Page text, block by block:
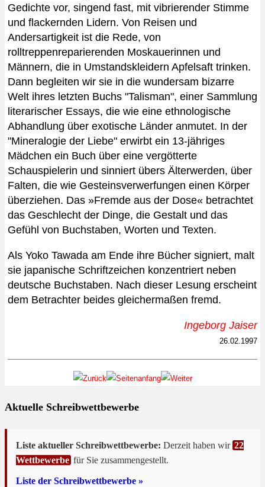
Gedichte vor, singend fast, mit vibrierender Stimme
und flackernden Lidern. Von Reisen und
Andersartigkeit ist die Rede, von
rolltreppenreparierenden Moskauerinnen und
Männern, die in Umstandskleidern Apfelsaft trinken.
Dann begleiten wir sie in die wundersam bizarre
Welt ihres letzten Buchs "Talisman", einer Sammlung
literarischer Essays, die wie eine ethnologische
Abhandlung über exotische Länder anmutet. In der
"Mineralogie der Liebe" erwirbt ein 13-jähriges
Mädchen ein Buch über eine vergötterte
Schauspielerin und sinniert übers Älterwerden, über
Falten, die wie Gesteinsverwerfungen einen Körper
überziehen. Das »Fremde aus der Dose« betrachtet
das Geschlecht der Dinge, die Gestalt und das
Gefühl von Buchstaben, Worten und Texten.
Als Yoko Tawada am Ende ihre Bücher signiert, malt
sie japanische Schriftzeichen konzentriert neben
deutsche Buchstaben. Nach dieser Lesung erscheint
dem Betrachter beides gleichermaßen fremd.
Ingeborg Jaiser
26.02.1997
Aktuelle Schreibwettbewerbe
Liste aktueller Schreibwettbewerbe: Derzeit haben wir 22
Wettbewerbe für Sie zusammengestellt.
Liste der Schreibwettbewerbe »